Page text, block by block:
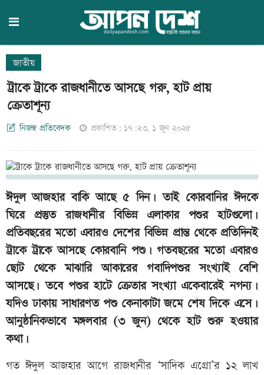
জাতীয়
ট্রাকে ট্রাকে রাজধানীতে আসছে গরু, হাট প্রায়
ক্রেতাশূন্য
নিজস্ব প্রতিবেদক প্রকাশিত: ১৭:২৩, ১ জুন ২০২৫
ঈদুল আজহার বাকি আছে ৫ দিন। তাই কোরবানির ঈদকে
ঘিরে প্রস্তুত রাজধানীর বিভিন্ন এলাকার পশুর হাটগুলো।
প্রতিবছরের মতো এবারও দেশের বিভিন্ন প্রান্ত থেকে প্রতিদিনই
ট্রাকে ট্রাকে আসছে কোরবানি পশু। গতবছরের মতো এবারও
ছোট থেকে মাঝারি আকারের গবাদিপশুর সংখ্যাই বেশি
আসছে। তবে পশুর হাটে ক্রেতার সংখ্যা একেবারেই নগন্য।
যদিও ঢাকায় সাধারণত পশু কেনাকাটা জমে শেষ দিকে এসে।
আনুষ্ঠানিকভাবে মঙ্গলবার (৩ জুন) থেকে হাট শুরু হওয়ার
কথা।
গত ঈদুল আজহার আগে রাজধানীর ‘সাদিক এগ্রো’র ১২ লাখ